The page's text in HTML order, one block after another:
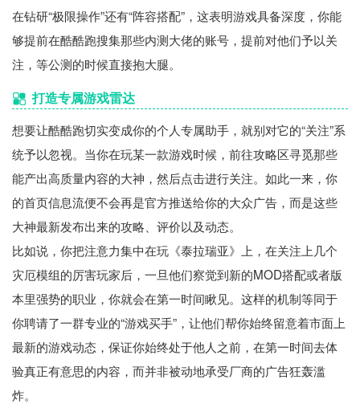
在钻研“极限操作”还有“阵容搭配”，这表明游戏具备深度，你能
够提前在酷酷跑搜集那些内测大佬的账号，提前对他们予以关
注，等公测的时候直接抱大腿。
打造专属游戏雷达
想要让酷酷跑切实变成你的个人专属助手，就别对它的“关注”系
统予以忽视。当你在玩某一款游戏时候，前往攻略区寻觅那些
能产出高质量内容的大神，然后点击进行关注。如此一来，你
的首页信息流便不会再是官方推送给你的大众广告，而是这些
大神最新发布出来的攻略、评价以及动态。
比如说，你把注意力集中在玩《泰拉瑞亚》上，在关注上几个
灾厄模组的厉害玩家后，一旦他们察觉到新的MOD搭配或者版
本里强势的职业，你就会在第一时间瞅见。这样的机制等同于
你聘请了一群专业的“游戏买手”，让他们帮你始终留意着市面上
最新的游戏动态，保证你始终处于他人之前，在第一时间去体
验真正有意思的内容，而并非被动地承受厂商的广告狂轰滥
炸。